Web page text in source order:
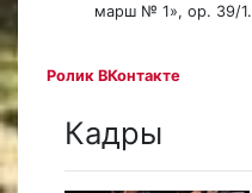
марш № 1», op. 39/1.
Ролик ВКонтакте
Кадры